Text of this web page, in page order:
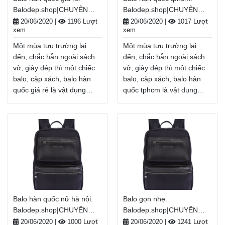
hàng hiệu bình dân, Balo-
Túi xách. Giao hàng toàn
quốc, Miễn phí đổi trả
hàng, thanh toán tiền khi
nhận hàngXem thêm
Giao hàng toàn quốc, Miễn
phí đổi trả hàng, thanh toán
tiền khi nhận hàng
Xem thêm
Balodep.shop|CHUYÊN
BALO-TÚI XÁCH–VALI ĐẸP
20/06/2020
1196 Lượt
xem
Một mùa tựu trường lại
đến, chắc hẳn ngoài sách
vở, giày dép thì một chiếc
balo, cặp xách, balo hàn
quốc giá rẻ là vật dụng
năng lượng cho một năm
học mới đầy tươi sáng.
Nhân dịp năm học
mới, Balodep.shop tri ân
khách hàng với những
chương trình ưu đãi,
khuyến mãi vô cùng hấp
dẫn và đa dạng sản phẩm.
Balodep.shop|Chuyên balo
hàn quốc giá rẻ, Balo-Túi
xách. Giao hàng toàn quốc,
Balodep.shop|CHUYÊN
BALO-TÚI XÁCH–VALI ĐẸP
20/06/2020
1017 Lượt
xem
Một mùa tựu trường lại
đến, chắc hẳn ngoài sách
vở, giày dép thì một chiếc
balo, cặp xách, balo hàn
quốc tphcm là vật dụng
năng lượng cho một năm
học mới đầy tươi sáng.
Nhân dịp năm học
mới, Balodep.shop tri ân
khách hàng với những
chương trình ưu đãi,
khuyến mãi vô cùng hấp
dẫn và đa dạng sản phẩm.
Balodep.shop|Chuyên balo
hàn quốc tphcm, Balo-Túi
xách. Giao hàng toàn quốc,
Balo hàn quốc nữ hà nội.
Balodep.shop|CHUYÊN
BALO-TÚI XÁCH–VALI ĐẸP
20/06/2020 1000 Lượt
Balo gọn nhẹ.
Balodep.shop|CHUYÊN
BALO-TÚI XÁCH–VALI ĐẸP
20/06/2020 1241 Lượt